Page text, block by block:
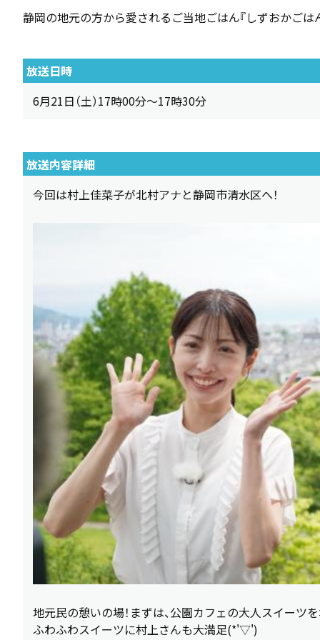
静岡の地元の方から愛されるご当地ごはん『しずおかごは
放送日時
6月21日（土）17時00分～17時30分
放送内容詳細
今回は村上佳菜子が北村アナと静岡市清水区へ！
地元民の憩いの場！まずは、公園カフェの大人スイーツを
ふわふわスイーツに村上さんも大満足(*'▽')